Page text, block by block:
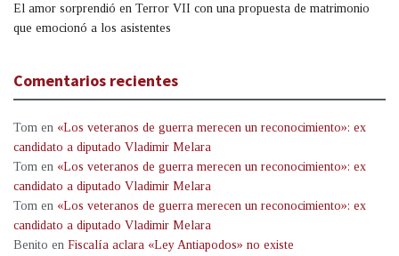
El amor sorprendió en Terror VII con una propuesta de matrimonio
que emocionó a los asistentes
Comentarios recientes
Tom en «Los veteranos de guerra merecen un reconocimiento»: ex
candidato a diputado Vladimir Melara
Tom en «Los veteranos de guerra merecen un reconocimiento»: ex
candidato a diputado Vladimir Melara
Tom en «Los veteranos de guerra merecen un reconocimiento»: ex
candidato a diputado Vladimir Melara
Benito en Fiscalía aclara «Ley Antiapodos» no existe